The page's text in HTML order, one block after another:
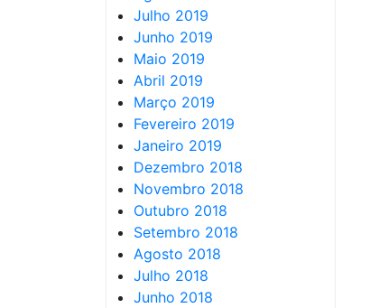
Julho 2019
Junho 2019
Maio 2019
Abril 2019
Março 2019
Fevereiro 2019
Janeiro 2019
Dezembro 2018
Novembro 2018
Outubro 2018
Setembro 2018
Agosto 2018
Julho 2018
Junho 2018